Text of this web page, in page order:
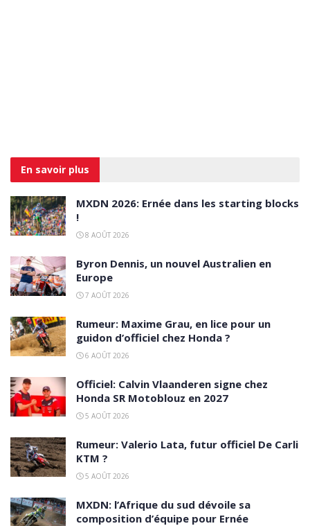
En savoir plus
MXDN 2026: Ernée dans les starting blocks
!
8 AOÛT 2026
Byron Dennis, un nouvel Australien en
Europe
7 AOÛT 2026
Rumeur: Maxime Grau, en lice pour un
guidon d’officiel chez Honda ?
6 AOÛT 2026
Officiel: Calvin Vlaanderen signe chez
Honda SR Motoblouz en 2027
5 AOÛT 2026
Rumeur: Valerio Lata, futur officiel De Carli
KTM ?
5 AOÛT 2026
MXDN: l’Afrique du sud dévoile sa
composition d’équipe pour Ernée